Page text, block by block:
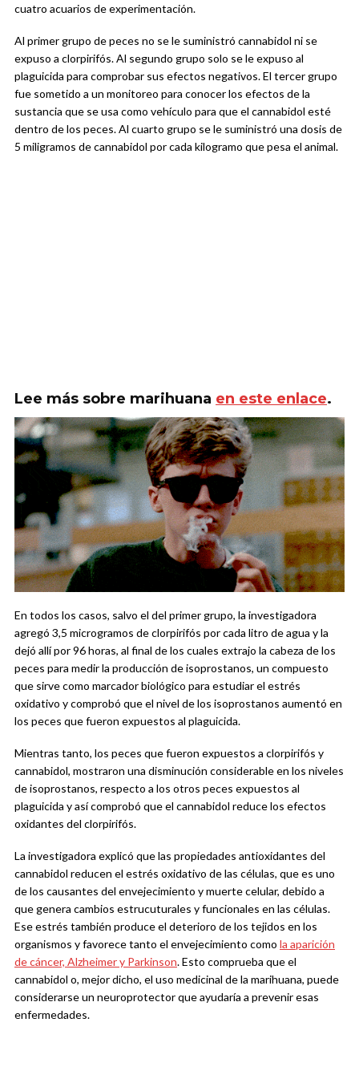
cuatro acuarios de experimentación.
Al primer grupo de peces no se le suministró cannabidol ni se
expuso a clorpirifós. Al segundo grupo solo se le expuso al
plaguicida para comprobar sus efectos negativos. El tercer grupo
fue sometido a un monitoreo para conocer los efectos de la
sustancia que se usa como vehículo para que el cannabidol esté
dentro de los peces. Al cuarto grupo se le suministró una dosis de
5 miligramos de cannabidol por cada kilogramo que pesa el animal.
Lee más sobre marihuana en este enlace.
En todos los casos, salvo el del primer grupo, la investigadora
agregó 3,5 microgramos de clorpirifós por cada litro de agua y la
dejó allí por 96 horas, al final de los cuales extrajo la cabeza de los
peces para medir la producción de isoprostanos, un compuesto
que sirve como marcador biológico para estudiar el estrés
oxidativo y comprobó que el nivel de los isoprostanos aumentó en
los peces que fueron expuestos al plaguicida.
Mientras tanto, los peces que fueron expuestos a clorpirifós y
cannabidol, mostraron una disminución considerable en los niveles
de isoprostanos, respecto a los otros peces expuestos al
plaguicida y así comprobó que el cannabidol reduce los efectos
oxidantes del clorpirifós.
La investigadora explicó que las propiedades antioxidantes del
cannabidol reducen el estrés oxidativo de las células, que es uno
de los causantes del envejecimiento y muerte celular, debido a
que genera cambios estrucuturales y funcionales en las células.
Ese estrés también produce el deterioro de los tejidos en los
organismos y favorece tanto el envejecimiento como la aparición
de cáncer, Alzheimer y Parkinson. Esto comprueba que el
cannabidol o, mejor dicho, el uso medicinal de la marihuana, puede
considerarse un neuroprotector que ayudaría a prevenir esas
enfermedades.